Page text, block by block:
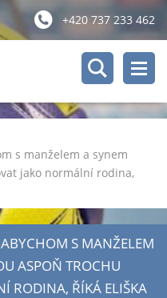
+420 737 233 462
s manželem a synem
jako normální rodina,
S MANŽELEM
ASPOŇ TROCHU
RODINA, ŘÍKÁ ELIŠKA